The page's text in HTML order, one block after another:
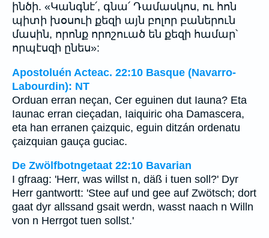
ինծի. «Կանգնէ՛, գնա՛ Դամասկոս, ու հոն
պիտի խօսուի քեզի այն բոլոր բաներուն
մասին, որոնք որոշուած են քեզի համար՝
որպէսզի ընես»:
Apostoluén Acteac. 22:10 Basque (Navarro-
Labourdin): NT
Orduan erran neçan, Cer eguinen dut Iauna? Eta
Iaunac erran cieçadan, Iaiquiric oha Damascera,
eta han erranen çaizquic, eguin ditzán ordenatu
çaizquian gauça guciac.
De Zwölfbotngetaat 22:10 Bavarian
I gfraag: 'Herr, was willst n, däß i tuen soll?' Dyr
Herr gantwortt: 'Stee auf und gee auf Zwötsch; dort
gaat dyr allssand gsait werdn, wasst naach n Willn
von n Herrgot tuen sollst.'